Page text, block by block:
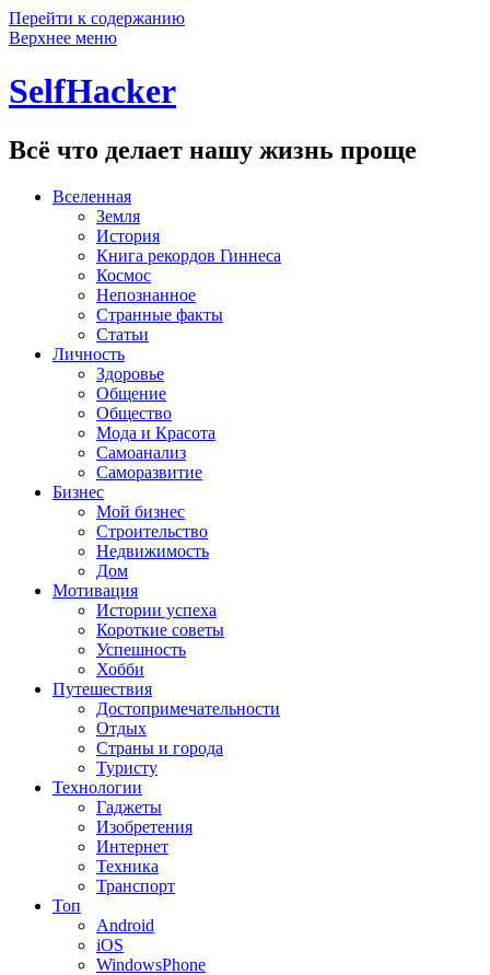
Перейти к содержанию
Верхнее меню
SelfHacker
Всё что делает нашу жизнь проще
Вселенная
Земля
История
Книга рекордов Гиннеса
Космос
Непознанное
Странные факты
Статьи
Личность
Здоровье
Общение
Общество
Мода и Красота
Самоанализ
Саморазвитие
Бизнес
Мой бизнес
Строительство
Недвижимость
Дом
Мотивация
Истории успеха
Короткие советы
Успешность
Хобби
Путешествия
Достопримечательности
Отдых
Страны и города
Туристу
Технологии
Гаджеты
Изобретения
Интернет
Техника
Транспорт
Топ
Android
iOS
WindowsPhone